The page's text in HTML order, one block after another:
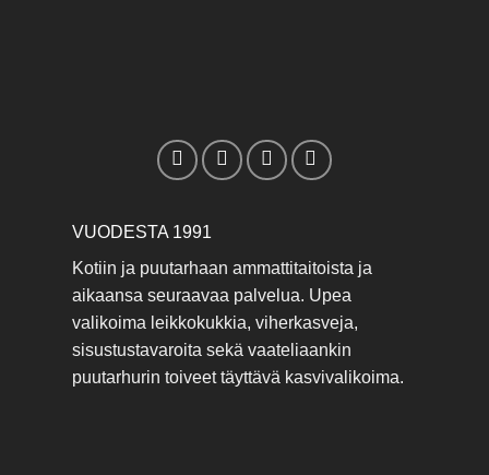
VUODESTA 1991
Kotiin ja puutarhaan ammattitaitoista ja
aikaansa seuraavaa palvelua. Upea
valikoima leikkokukkia, viherkasveja,
sisustustavaroita sekä vaateliaankin
puutarhurin toiveet täyttävä kasvivalikoima.